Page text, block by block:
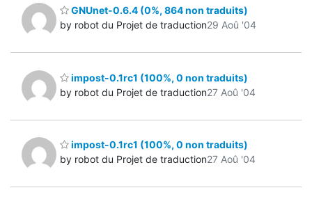
GNUnet-0.6.4 (0%, 864 non traduits)
by robot du Projet de traduction29 Aoû '04
impost-0.1rc1 (100%, 0 non traduits)
by robot du Projet de traduction27 Aoû '04
impost-0.1rc1 (100%, 0 non traduits)
by robot du Projet de traduction27 Aoû '04